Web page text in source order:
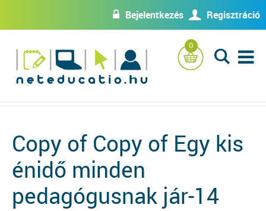
w Bejelentkezés U Regisztráció
0
L
Copy of Copy of Egy kis
énidő minden
pedagógusnak jár-14